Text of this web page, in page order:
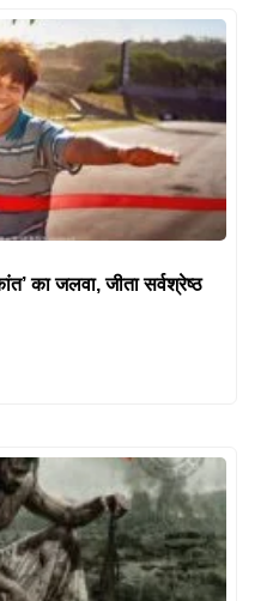
का जलवा, जीता सर्वश्रेष्ठ